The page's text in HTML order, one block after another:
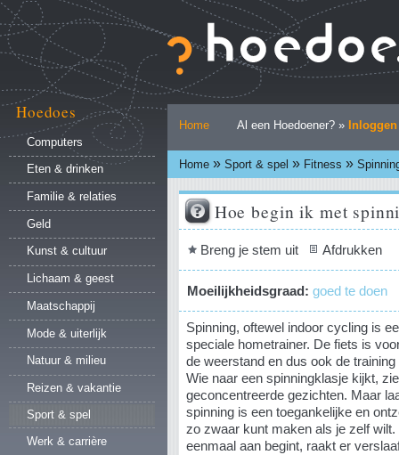
naar
inhoud.
Ga
naar
navigatie
Persoonlijke
hulpmiddelen
Home Al een Hoedoener? » Inloggen
Home » Sport & spel » Fitness »
Hoedoes
Computers
Eten & drinken
Familie & relaties
Geld
Kunst & cultuur
Lichaam & geest
Maatschappij
Mode & uiterlijk
Natuur & milieu
Reizen & vakantie
Sport & spel
Werk & carrière
Hoe begin ik met
Document
Breng je stem uit Afdrukken
Moeilijkheidsgraad: goed te doen
Spinning, oftewel indoor cycling is
speciale hometrainer. De fiets is
de weerstand en dus ook de
Wie naar een spinningklasje kijkt,
geconcentreerde gezichten. Maar
spinning is een toegankelijke en
zo zwaar kunt maken als je zelf
eenmaal aan begint, raakt er